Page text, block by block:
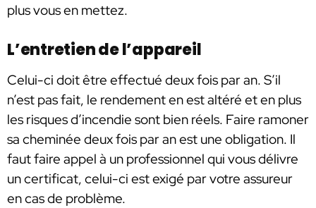
plus vous en mettez.
L’entretien de l’appareil
Celui-ci doit être effectué deux fois par an. S’il
n’est pas fait, le rendement en est altéré et en plus
les risques d’incendie sont bien réels. Faire ramoner
sa cheminée deux fois par an est une obligation. Il
faut faire appel à un professionnel qui vous délivre
un certificat, celui-ci est exigé par votre assureur
en cas de problème.